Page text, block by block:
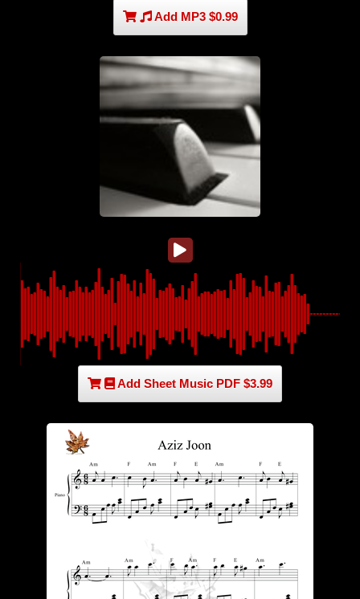
Add MP3 $0.99
Add Sheet Music PDF $3.99